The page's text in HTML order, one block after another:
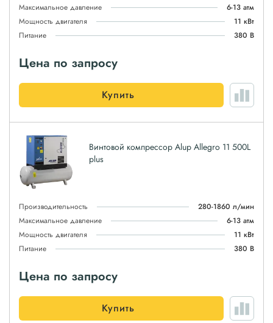
Максимальное давление
6-13 атм
Мощность двигателя
11 кВт
Питание
380 В
Цена по запросу
Купить
Винтовой компрессор Alup Allegro 11 500L
plus
Производительность
280-1860 л/мин
Максимальное давление
6-13 атм
Мощность двигателя
11 кВт
Питание
380 В
Цена по запросу
Купить